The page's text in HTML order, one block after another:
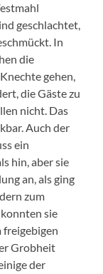
geschlachtet,
In
die
gehen,
die Gäste zu
nicht. Das
Auch der
ein
hin, aber sie
an, als ging
zum
sie
freigebigen
Grobheit
der